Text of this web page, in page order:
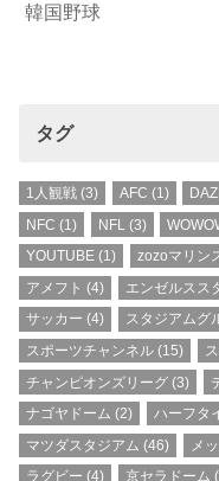
韓国野球
タグ
1人観戦 (3) AFC (1)
NFC (1) NFL (3)
YOUTUBE (1) zozoマリン
アメフト (4) エンゼルスス
サッカー (4) スタジアムグ
スポーツチャンネル (15)
チャンピオンズリーグ (3)
ナゴヤドーム (2) ハーフタ
マツダスタジアム (46) メ
ラグビー (4) 京セラドーム